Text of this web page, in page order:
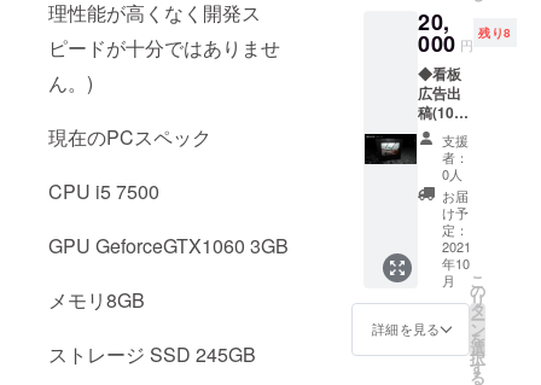
理性能が高くなく開発ス
ピードが十分ではありませ
ん。)
現在のPCスペック
CPU i5 7500
GPU GeforceGTX1060 3GB
メモリ8GB
ストレージ SSD 245GB
とオン
ライン
利用券
はメー
ルにて
お届け
いたし
ます。
10月1日
まで) ◆
空き部
屋利用
券7日分
(有効期
限2022
年10月1
日まで)
※オンラ
イン利
用券と
空き部
屋利用
券、壁
紙デー
タは
20,
000 円
残り8
◆看板
広告出
稿(10
件)1か
月分 看
板に画
像デー
タの広
告を1か
月間出
稿する
ことが
できま
す。
※10名様
限定 ※
支援
者：
0人
お届
け予
定：
2021
年10
月
詳細を見る
こ
の
リ
タ
ー
ン
を
選
択
す
る